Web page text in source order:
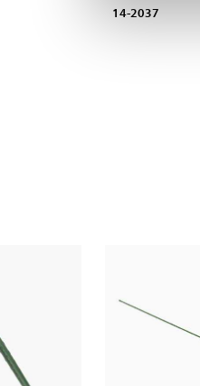
14-2037